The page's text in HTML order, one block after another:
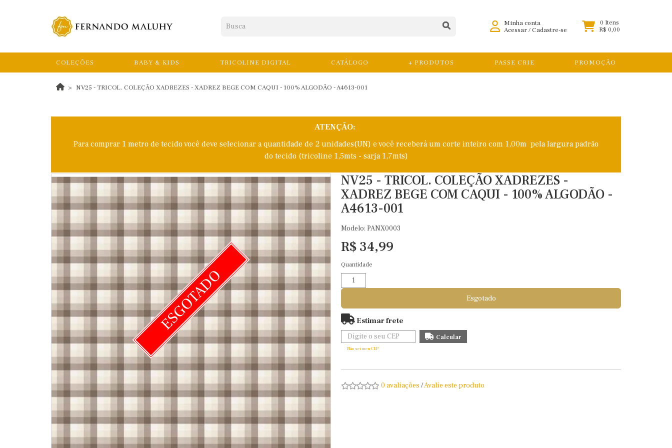
Minha conta
Acessar/Cadastre-se
0 Itens
R$ 0,00
COLEÇÕES BABY & KIDS TRICOLINE DIGITAL CATÁLOGO + PRODUTOS PASSE CRIE PROMOÇÃO
NV25 - TRICOL. COLEÇÃO XADREZES - XADREZ BEGE COM CAQUI - 100% ALGODÃO - A4613-001
ATENÇÃO:
Para comprar 1 metro de tecido você deve selecionar a quantidade de 2 unidades(UN) e você receberá um corte inteiro com 1,00m pela largura padrão
do tecido (tricoline 1,5mts - sarja 1,7mts)
ESGOTADO
NV25 - TRICOL. COLEÇÃO XADREZES -
XADREZ BEGE COM CAQUI - 100% ALGODÃO -
A4613-001
Modelo: PANX0003
R$ 34,99
Quantidade
Esgotado
Estimar frete
Não sei meu CEP
0 avaliações /Avalie este produto